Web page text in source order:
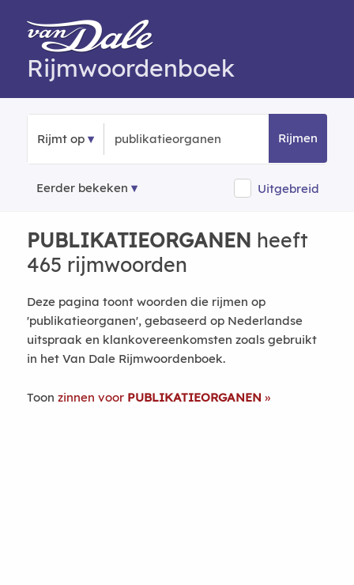
Rijmwoordenboek
Rijmt op Rijmen
Eerder bekeken Uitgebreid
PUBLIKATIEORGANEN heeft
465 rijmwoorden
Deze pagina toont woorden die rijmen op
'publikatieorganen', gebaseerd op Nederlandse
uitspraak en klankovereenkomsten zoals gebruikt
in het Van Dale Rijmwoordenboek.
Toon zinnen voor PUBLIKATIEORGANEN